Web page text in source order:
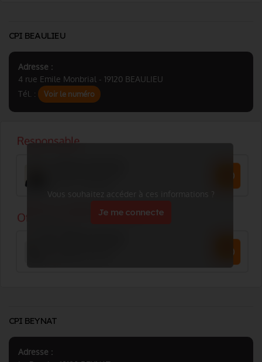
CPI BEAULIEU
Adresse :
4 rue Emile Monbrial - 19120 BEAULIEU
Tél. :
Voir le numéro
Vous souhaitez accéder à ces informations ?
Je me connecte
CPI BEYNAT
Adresse :